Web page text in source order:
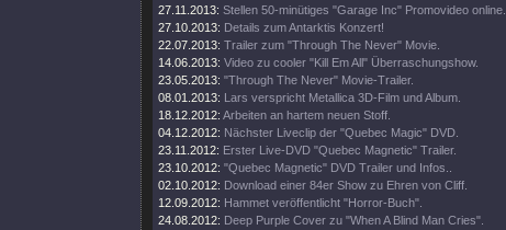
27.11.2013: Stellen 50-minütiges "Garage Inc" Promovideo online.
27.10.2013: Details zum Antarktis Konzert!
22.07.2013: Trailer zum "Through The Never" Movie.
14.06.2013: Video zu cooler "Kill Em All" Überraschungshow.
23.05.2013: "Through The Never" Movie-Trailer.
08.01.2013: Lars verspricht Metallica 3D-Film und Album.
18.12.2012: Arbeiten an hartem neuen Stoff.
04.12.2012: Nächster Liveclip der "Quebec Magic" DVD.
23.11.2012: Erster Live-DVD "Quebec Magnetic" Trailer.
23.10.2012: "Quebec Magnetic" DVD Trailer und Infos..
02.10.2012: Download einer 84er Show zu Ehren von Cliff.
12.09.2012: Hammet veröffentlicht "Horror-Buch".
24.08.2012: Deep Purple Cover zu "When A Blind Man Cries".